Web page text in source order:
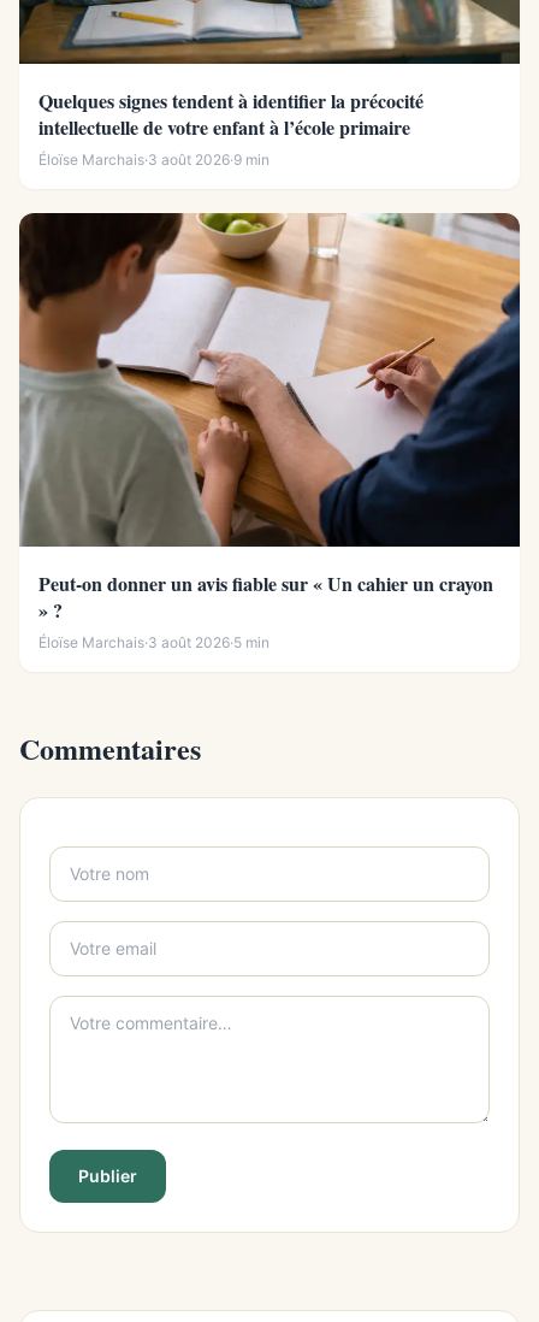
Quelques signes tendent à identifier la précocité
intellectuelle de votre enfant à l’école primaire
Éloïse Marchais·3 août 2026·9 min
Peut-on donner un avis fiable sur « Un cahier un crayon
» ?
Éloïse Marchais·3 août 2026·5 min
Commentaires
Publier